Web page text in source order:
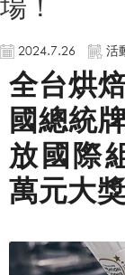
2024.7.26 活
全台烘
國總統
放國際
萬元大獎